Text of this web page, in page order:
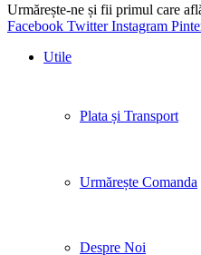
Urmărește-ne și fii primul care
Facebook Twitter Instagram
Utile
Plata și Transport
Urmărește Comanda
Despre Noi